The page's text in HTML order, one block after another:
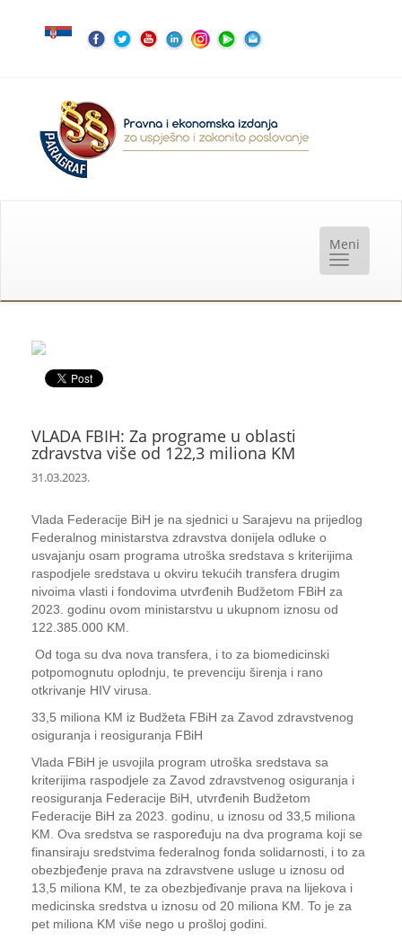
VLADA FBIH: Za programe u oblasti
zdravstva više od 122,3 miliona KM
31.03.2023.
Vlada Federacije BiH je na sjednici u Sarajevu na prijedlog
Federalnog ministarstva zdravstva donijela odluke o
usvajanju osam programa utroška sredstava s kriterijima
raspodjele sredstava u okviru tekućih transfera drugim
nivoima vlasti i fondovima utvrđenih Budžetom FBiH za
2023. godinu ovom ministarstvu u ukupnom iznosu od
122.385.000 KM.
Od toga su dva nova transfera, i to za biomedicinski
potpomognutu oplodnju, te prevenciju širenja i rano
otkrivanje HIV virusa.
33,5 miliona KM iz Budžeta FBiH za Zavod zdravstvenog
osiguranja i reosiguranja FBiH
Vlada FBiH je usvojila program utroška sredstava sa
kriterijima raspodjele za Zavod zdravstvenog osiguranja i
reosiguranja Federacije BiH, utvrđenih Budžetom
Federacije BiH za 2023. godinu, u iznosu od 33,5 miliona
KM. Ova sredstva se raspoređuju na dva programa koji se
finansiraju sredstvima federalnog fonda solidarnosti, i to za
obezbjeđenje prava na zdravstvene usluge u iznosu od
13,5 miliona KM, te za obezbjeđivanje prava na lijekova i
medicinska sredstva u iznosu od 20 miliona KM. To je za
pet miliona KM više nego u prošloj godini.